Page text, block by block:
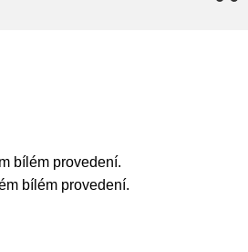
bílém provedení.
bílém provedení.